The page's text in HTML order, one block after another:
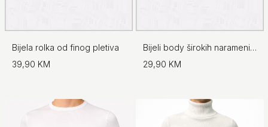
Bijela rolka od finog pletiva
39,90 KM
Bijeli body širokih naramenica - No.97
29,90 KM